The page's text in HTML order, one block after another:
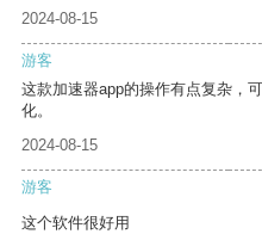
2024-08-15
游客
这款加速器app的操作有点复杂，
化。
2024-08-15
游客
这个软件很好用